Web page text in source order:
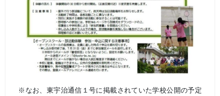
※なお、東宇治通信１号に掲載されていた学校公開の予定